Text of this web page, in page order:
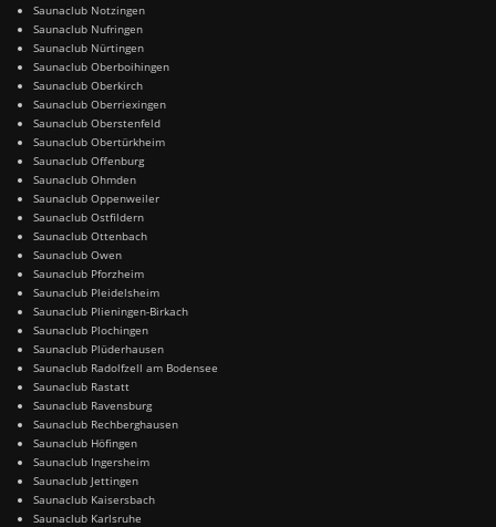
Saunaclub Notzingen
Saunaclub Nufringen
Saunaclub Nürtingen
Saunaclub Oberboihingen
Saunaclub Oberkirch
Saunaclub Oberriexingen
Saunaclub Oberstenfeld
Saunaclub Obertürkheim
Saunaclub Offenburg
Saunaclub Ohmden
Saunaclub Oppenweiler
Saunaclub Ostfildern
Saunaclub Ottenbach
Saunaclub Owen
Saunaclub Pforzheim
Saunaclub Pleidelsheim
Saunaclub Plieningen-Birkach
Saunaclub Plochingen
Saunaclub Plüderhausen
Saunaclub Radolfzell am Bodensee
Saunaclub Rastatt
Saunaclub Ravensburg
Saunaclub Rechberghausen
Saunaclub Höfingen
Saunaclub Ingersheim
Saunaclub Jettingen
Saunaclub Kaisersbach
Saunaclub Karlsruhe